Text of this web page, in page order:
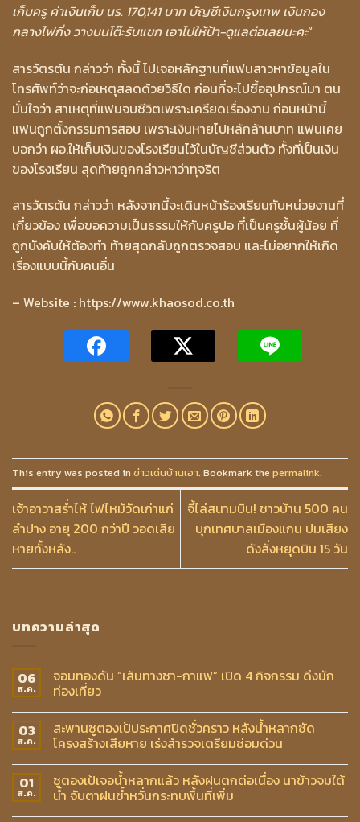
เก็บครู ค่าเงินเก็บ นร. 170,141 บาท บัญชีเงินกรุงเทพ เงินกอง
กลางไฟกิ่ง วางบนโต๊ะรับแขก เอาไปให้ป้า-ดูแลต่อเลยนะคะ“
สารวัตรต้น กล่าวว่า ทั้งนี้ ไปเจอหลักฐานที่แฟนสาวหาข้อมูลใน
โทรศัพท์ว่าจะก่อเหตุสลดด้วยวิธีใด ก่อนที่จะไปซื้ออุปกรณ์มา ตน
มั่นใจว่า สาเหตุที่แฟนจบชีวิตเพราะเครียดเรื่องงาน ก่อนหน้านี้
แฟนถูกตั้งกรรมการสอบ เพราะเงินหายไปหลักล้านบาท แฟนเคย
บอกว่า ผอ.ให้เก็บเงินของโรงเรียนไว้ในบัญชีส่วนตัว ทั้งที่เป็นเงิน
ของโรงเรียน สุดท้ายถูกกล่าวหาว่าทุจริต
สารวัตรต้น กล่าวว่า หลังจากนี้จะเดินหน้าร้องเรียนกับหน่วยงานที่
เกี่ยวข้อง เพื่อขอความเป็นธรรมให้กับครูปอ ที่เป็นครูชั้นผู้น้อย ที่
ถูกบังคับให้ต้องทำ ท้ายสุดกลับถูกตรวจสอบ และไม่อยากให้เกิด
เรื่องแบบนี้กับคนอื่น
– Website : https://www.khaosod.co.th
This entry was posted in ข่าวเด่นบ้านเฮา. Bookmark the permalink.
เจ้าอาวาสร่ำไห้ ไฟไหม้วัดเก่าแก่
ลำปาง อายุ 200 กว่าปี วอดเสีย
หายทั้งหลัง..
จี้ไล่สนามบิน! ชาวบ้าน 500 คน
บุกเทศบาลเมืองแกน ปมเสียง
ดังสั่งหยุดบิน 15 วัน
บทความล่าสุด
06
ส.ค.
จอมทองดัน “เส้นทางชา-กาแฟ” เปิด 4 กิจกรรม ดึงนัก
ท่องเที่ยว
03
ส.ค.
สะพานซูตองเป้ประกาศปิดชั่วคราว หลังน้ำหลากซัด
โครงสร้างเสียหาย เร่งสำรวจเตรียมซ่อมด่วน
01
ส.ค.
ซูตองเป้เจอน้ำหลากแล้ว หลังฝนตกต่อเนื่อง นาข้าวจมใต้
น้ำ จับตาฝนซ้ำหวั่นกระทบพื้นที่เพิ่ม